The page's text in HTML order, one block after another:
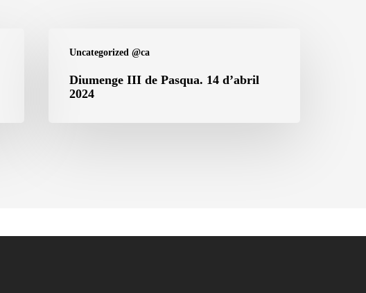
Uncategorized @ca
Pasqua.
Diumenge III de Pasqua. 14 d’abril
2024